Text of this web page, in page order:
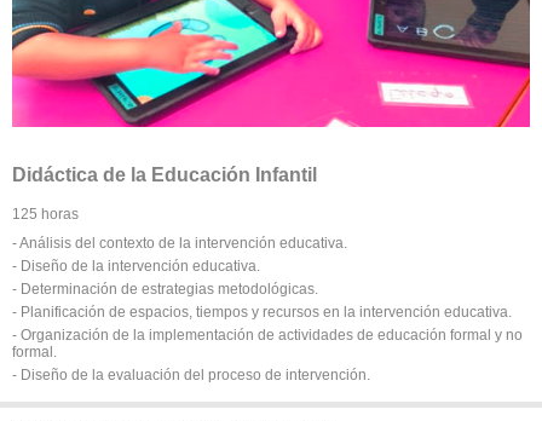
Didáctica de la Educación Infantil
125 horas
- Análisis del contexto de la intervención educativa.
- Diseño de la intervención educativa.
- Determinación de estrategias metodológicas.
- Planificación de espacios, tiempos y recursos en la intervención educativa.
- Organización de la implementación de actividades de educación formal y no
formal.
- Diseño de la evaluación del proceso de intervención.